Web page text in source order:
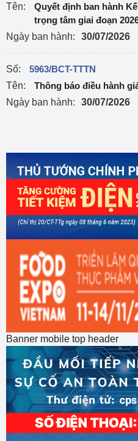
Tên:
Quyết định ban hành
trọng tâm giai đoạn
Ngày ban hành:
30/07/2026
Số:
5963/BCT-TTTN
Tên:
Thông báo điều hành
Ngày ban hành:
30/07/2026
Banner mobile top header